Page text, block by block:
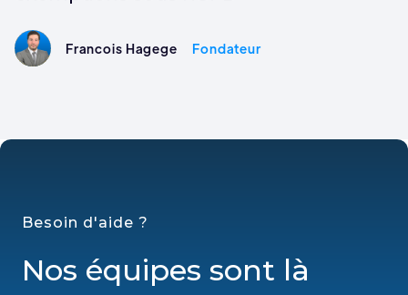
Francois Hagege Fondateur
Besoin d'aide ?
Nos équipes sont là